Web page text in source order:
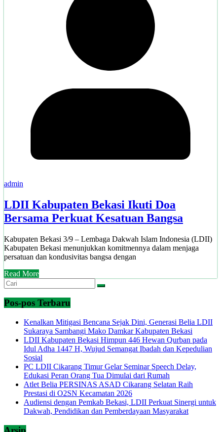
admin
LDII Kabupaten Bekasi Ikuti Doa
Bersama Perkuat Kesatuan Bangsa
Kabupaten Bekasi 3/9 – Lembaga Dakwah Islam Indonesia (LDII)
Kabupaten Bekasi menunjukkan komitmennya dalam menjaga
persatuan dan kondusivitas bangsa dengan
Read More
Pos-pos Terbaru
Kenalkan Mitigasi Bencana Sejak Dini, Generasi Belia LDII
Sukaraya Sambangi Mako Damkar Kabupaten Bekasi
LDII Kabupaten Bekasi Himpun 446 Hewan Qurban pada
Idul Adha 1447 H, Wujud Semangat Ibadah dan Kepedulian
Sosial
PC LDII Cikarang Timur Gelar Seminar Speech Delay,
Edukasi Peran Orang Tua Dimulai dari Rumah
Atlet Belia PERSINAS ASAD Cikarang Selatan Raih
Prestasi di O2SN Kecamatan 2026
Audiensi dengan Pemkab Bekasi, LDII Perkuat Sinergi untuk
Dakwah, Pendidikan dan Pemberdayaan Masyarakat